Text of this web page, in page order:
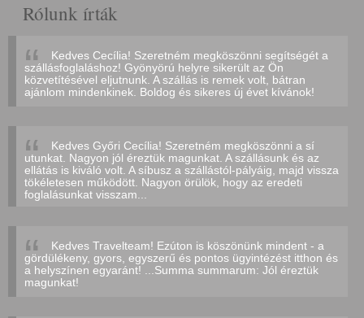
Rólunk írták
Kedves Cecília! Szeretném megköszönni segítségét a
szállásfoglaláshoz! Gyönyörú helyre sikerült az Ön
közvetítésével eljutnunk. A szállás is remek volt, bátran
ajánlom mindenkinek. Boldog és sikeres új évet kívánok!
Kedves Győri Cecília! Szeretném megköszönni a sí
utunkat. Nagyon jól éreztük magunkat. A szállásunk és az
ellátás is kiváló volt. A síbusz a szállástól-pályáig, majd vissza
tökéletesen működött. Nagyon örülök, hogy az eredeti
foglalásunkat visszam...
Kedves Travelteam! Ezúton is köszönünk mindent - a
gördülékeny, gyors, egyszerű és pontos ügyintézést itthon és
a helyszínen egyaránt! ...Summa summarum: Jól éreztük
magunkat!